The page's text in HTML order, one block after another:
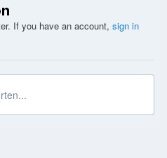
If you have an account, sign in